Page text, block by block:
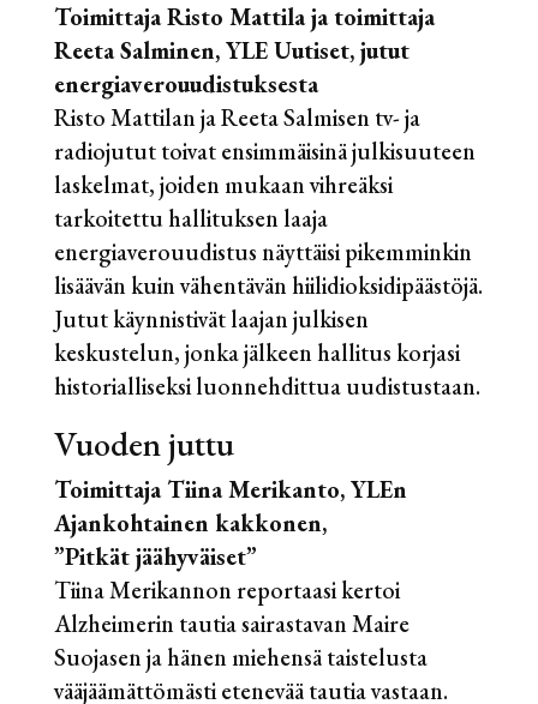
Toimittaja Risto Mattila ja toimittaja
Reeta Salminen, YLE Uutiset, jutut
energiaverouudistuksesta
Risto Mattilan ja Reeta Salmisen tv- ja
radiojutut toivat ensimmäisinä julkisuuteen
laskelmat, joiden mukaan vihreäksi
tarkoitettu hallituksen laaja
energiaverouudistus näyttäisi pikemminkin
lisäävän kuin vähentävän hiilidioksidipäästöjä.
Jutut käynnistivät laajan julkisen
keskustelun, jonka jälkeen hallitus korjasi
historialliseksi luonnehdittua uudistustaan.
Vuoden juttu
Toimittaja Tiina Merikanto, YLEn
Ajankohtainen kakkonen,
”Pitkät jäähyväiset”
Tiina Merikannon reportaasi kertoi
Alzheimerin tautia sairastavan Maire
Suojasen ja hänen miehensä taistelusta
vääjäämättömästi etenevää tautia vastaan.